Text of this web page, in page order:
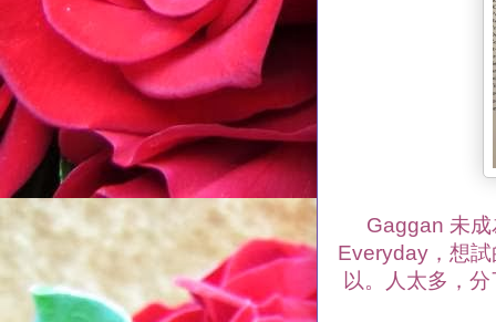
Gaggan 未
Everyday，想
以。人太多，